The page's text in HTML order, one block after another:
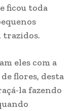
ficou toda
trazidos.
eles com a
flores, desta
la fazendo